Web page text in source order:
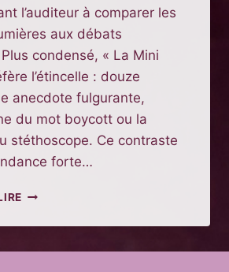
l’auditeur à comparer les
aux débats
Plus condensé, « La Mini
l’étincelle : douze
anecdote fulgurante,
du mot boycott ou la
stéthoscope. Ce contraste
forte…
PODCASTS
INCONTOURNABLES